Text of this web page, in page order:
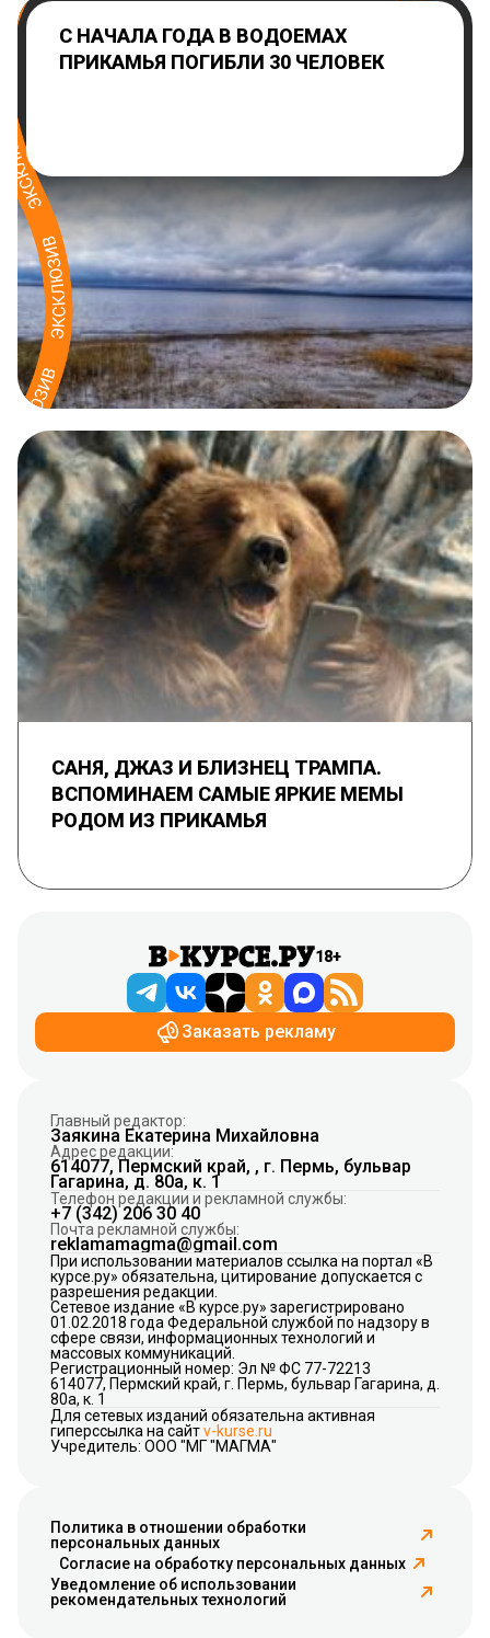
С НАЧАЛА ГОДА В ВОДОЕМАХ
ПРИКАМЬЯ ПОГИБЛИ 30 ЧЕЛОВЕК
САНЯ, ДЖАЗ И БЛИЗНЕЦ ТРАМПА.
ВСПОМИНАЕМ САМЫЕ ЯРКИЕ МЕМЫ
РОДОМ ИЗ ПРИКАМЬЯ
18+
Заказать рекламу
Главный редактор:
Заякина Екатерина Михайловна
Адрес редакции:
614077, Пермский край, , г. Пермь, бульвар
Гагарина, д. 80а, к. 1
Телефон редакции и рекламной службы:
+7 (342) 206 30 40
Почта рекламной службы:
reklamamagma@gmail.com
При использовании материалов ссылка на портал «В
курсе.ру» обязательна, цитирование допускается с
разрешения редакции.
Сетевое издание «В курсе.ру» зарегистрировано
01.02.2018 года Федеральной службой по надзору в
сфере связи, информационных технологий и
массовых коммуникаций.
Регистрационный номер: Эл № ФС 77-72213
614077, Пермский край, г. Пермь, бульвар Гагарина, д.
80а, к. 1
Для сетевых изданий обязательна активная
гиперссылка на сайтv-kurse.ru
Учредитель: ООО "МГ "МАГМА"
Политика в отношении обработки
персональных данных
Согласие на обработку персональных данных
Уведомление об использовании
рекомендательных технологий